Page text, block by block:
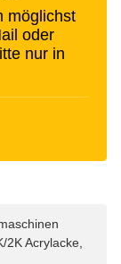
möglichst
oder
nur in
Acrylacke,